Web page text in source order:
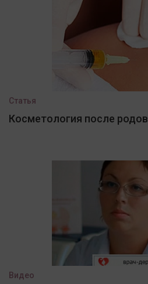
Статья
Косметология после родов
Видео